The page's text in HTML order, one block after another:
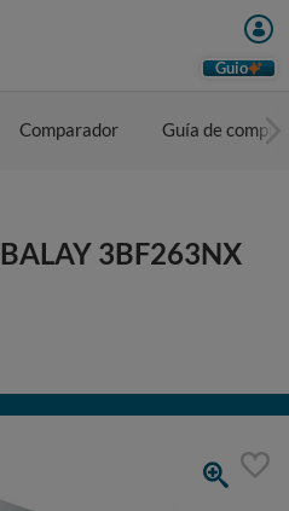
Guio
Comparador Guía de compra
3BF263NX